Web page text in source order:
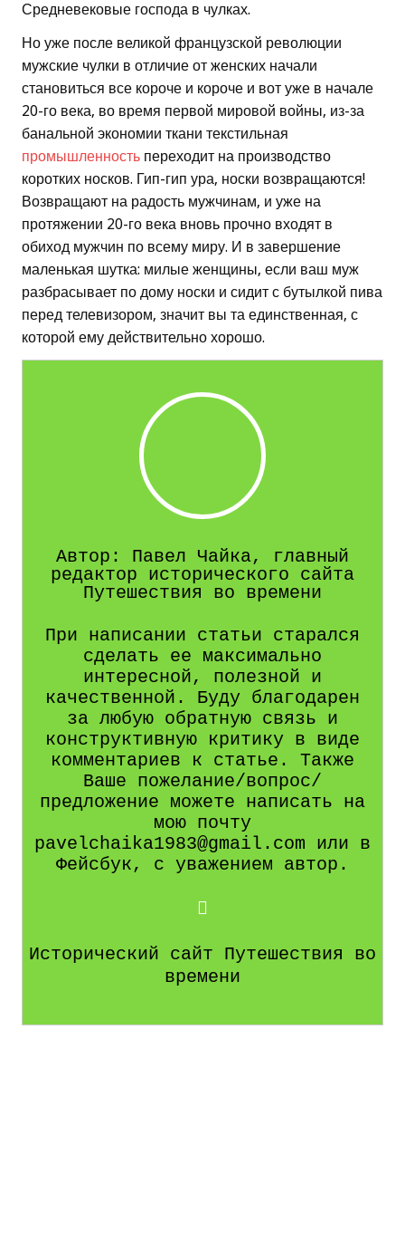
Средневековые господа в чулках.
Но уже после великой французской революции
мужские чулки в отличие от женских начали
становиться все короче и короче и вот уже в начале
20-го века, во время первой мировой войны, из-за
банальной экономии ткани текстильная
промышленность переходит на производство
коротких носков. Гип-гип ура, носки возвращаются!
Возвращают на радость мужчинам, и уже на
протяжении 20-го века вновь прочно входят в
обиход мужчин по всему миру. И в завершение
маленькая шутка: милые женщины, если ваш муж
разбрасывает по дому носки и сидит с бутылкой пива
перед телевизором, значит вы та единственная, с
которой ему действительно хорошо.
Автор: Павел Чайка, главный
редактор исторического сайта
Путешествия во времени
При написании статьи старался
сделать ее максимально
интересной, полезной и
качественной. Буду благодарен
за любую обратную связь и
конструктивную критику в виде
комментариев к статье. Также
Ваше пожелание/вопрос/
предложение можете написать на
мою почту
pavelchaika1983@gmail.com или в
Фейсбук, с уважением автор.
Исторический сайт Путешествия во
времени